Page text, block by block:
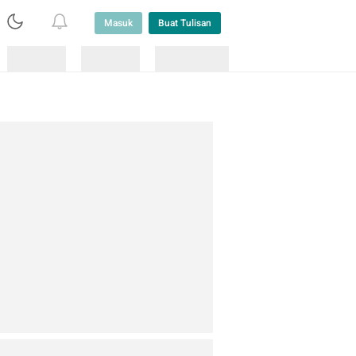
Masuk Buat Tulisan